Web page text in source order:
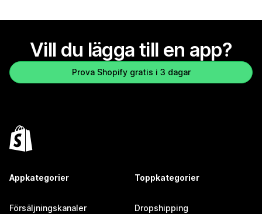
Vill du lägga till en app?
Prova Shopify gratis i 3 dagar
Appkategorier
Försäljningskanaler
Toppkategorier
Dropshipping